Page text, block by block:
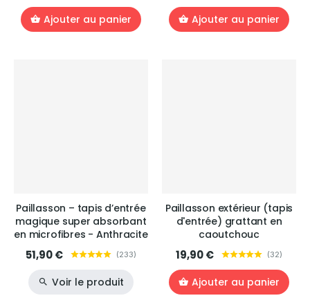
Ajouter au panier Ajouter au panier
Paillasson – tapis d’entrée
magique super absorbant
en microfibres - Anthracite
51,90 € (233)
Voir le produit
Paillasson extérieur (tapis
d'entrée) grattant en
caoutchouc
19,90 € (32)
Ajouter au panier